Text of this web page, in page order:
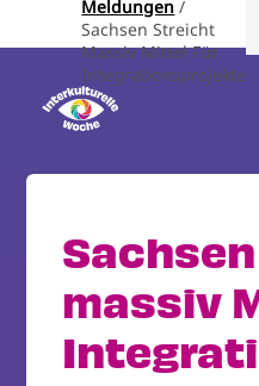
Meldungen
Sachsen Streicht
Massiv Mittel Für
Integrationsprojekte
massiv